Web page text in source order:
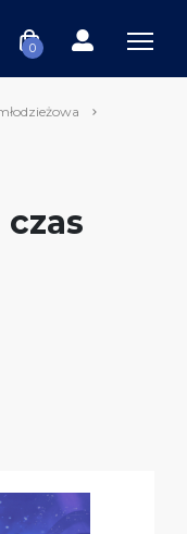
0
czas